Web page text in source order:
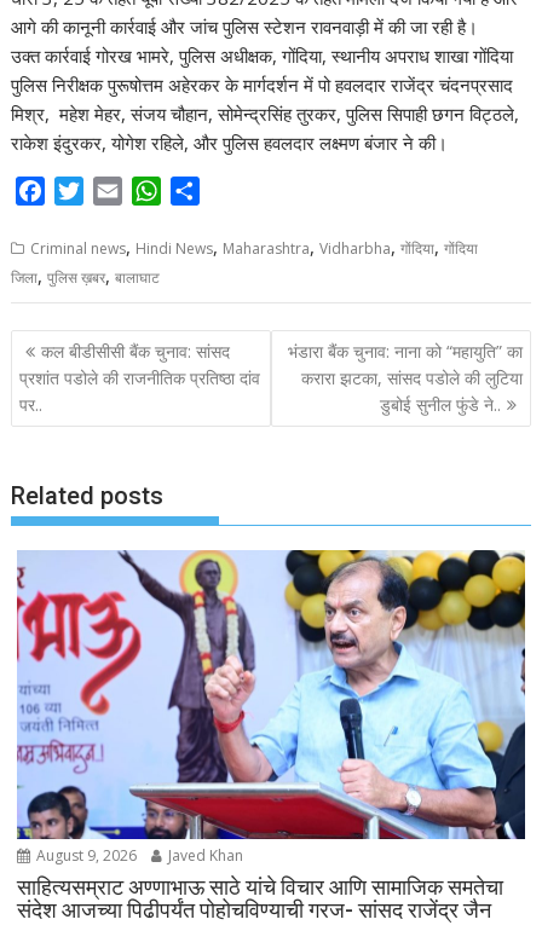
आगे की कानूनी कार्रवाई और जांच पुलिस स्टेशन रावनवाड़ी में की जा रही है।
उक्त कार्रवाई गोरख भामरे, पुलिस अधीक्षक, गोंदिया, स्थानीय अपराध शाखा गोंदिया
पुलिस निरीक्षक पुरूषोत्तम अहेरकर के मार्गदर्शन में पो हवलदार राजेंद्र चंदनप्रसाद
मिश्र, महेश मेहर, संजय चौहान, सोमेन्द्रसिंह तुरकर, पुलिस सिपाही छगन विट्ठले,
राकेश इंदुरकर, योगेश रहिले, और पुलिस हवलदार लक्ष्मण बंजार ने की।
c
e
b
o
o
k
T
i
t
t
e
r
a
i
l
W
a
s
A
p
p
a
e
Criminal news, Hindi News, Maharashtra,Vidharbha,गोंदिया,गोंदिया
जिला,पुलिस ख़बर,बालाघाट
P
o
s
n
a
i
g
a
t
i
o
n
कल बीडीसीसी बैंक चुनाव: सांसद
प्रशांत पडोले की राजनीतिक प्रतिष्ठा दांव
पर..
भंडारा बैंक चुनाव: नाना को “महायुति” का
करारा झटका, सांसद पडोले की लुटिया
डुबोई सुनील फुंडे ने..
Related posts
August 9, 2026 Javed Khan
साहित्यसम्राट अण्णाभाऊ साठे यांचे विचार आणि सामाजिक समतेचा
संदेश आजच्या पिढीपर्यंत पोहोचविण्याची गरज- सांसद राजेंद्र जैन